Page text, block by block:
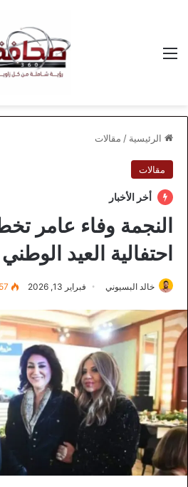
الرئيسية / مقالات
مقالات
أخر الأخبار
النجمة وفاء عامر
احتفالية العيد
خالد البسيوني فبراير 13, 2026